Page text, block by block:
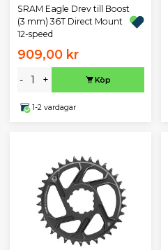
SRAM Eagle Drev till Boost
(3 mm) 36T Direct Mount
12-speed
909,00 kr
- + Köp
1-2 vardagar